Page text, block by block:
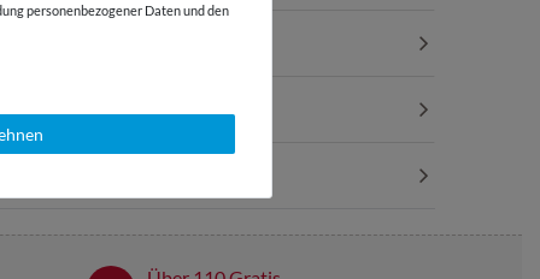
personenbezogener Daten und den